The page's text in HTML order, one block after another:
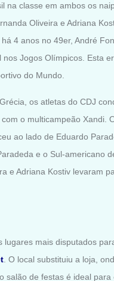
na classe em ambos os
Oliveira e Adriana
4 anos no 49er, André
Jogos Olímpicos. Esta
do Mundo.
os atletas do CDJ
o multicampeão Xandi.
ao lado de Eduardo
e o Sul-americano
e Adriana Kostiv levaram
lugares mais disputados
. O local substituiu a loja,
salão de festas é ideal